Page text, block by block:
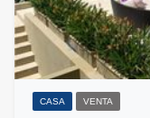
CASA VENTA